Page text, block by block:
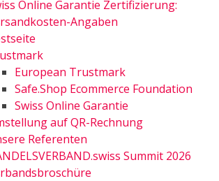
Online Garantie Zertifizierung:
Angaben
European Trustmark
Safe.Shop Ecommerce Foundation
Swiss Online Garantie
auf QR-Rechnung
Referenten
Summit 2026